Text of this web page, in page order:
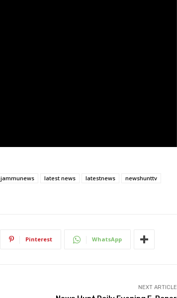
jammunews latest news latestnews
newshunttv
Pinterest WhatsApp
NEXT ARTICLE